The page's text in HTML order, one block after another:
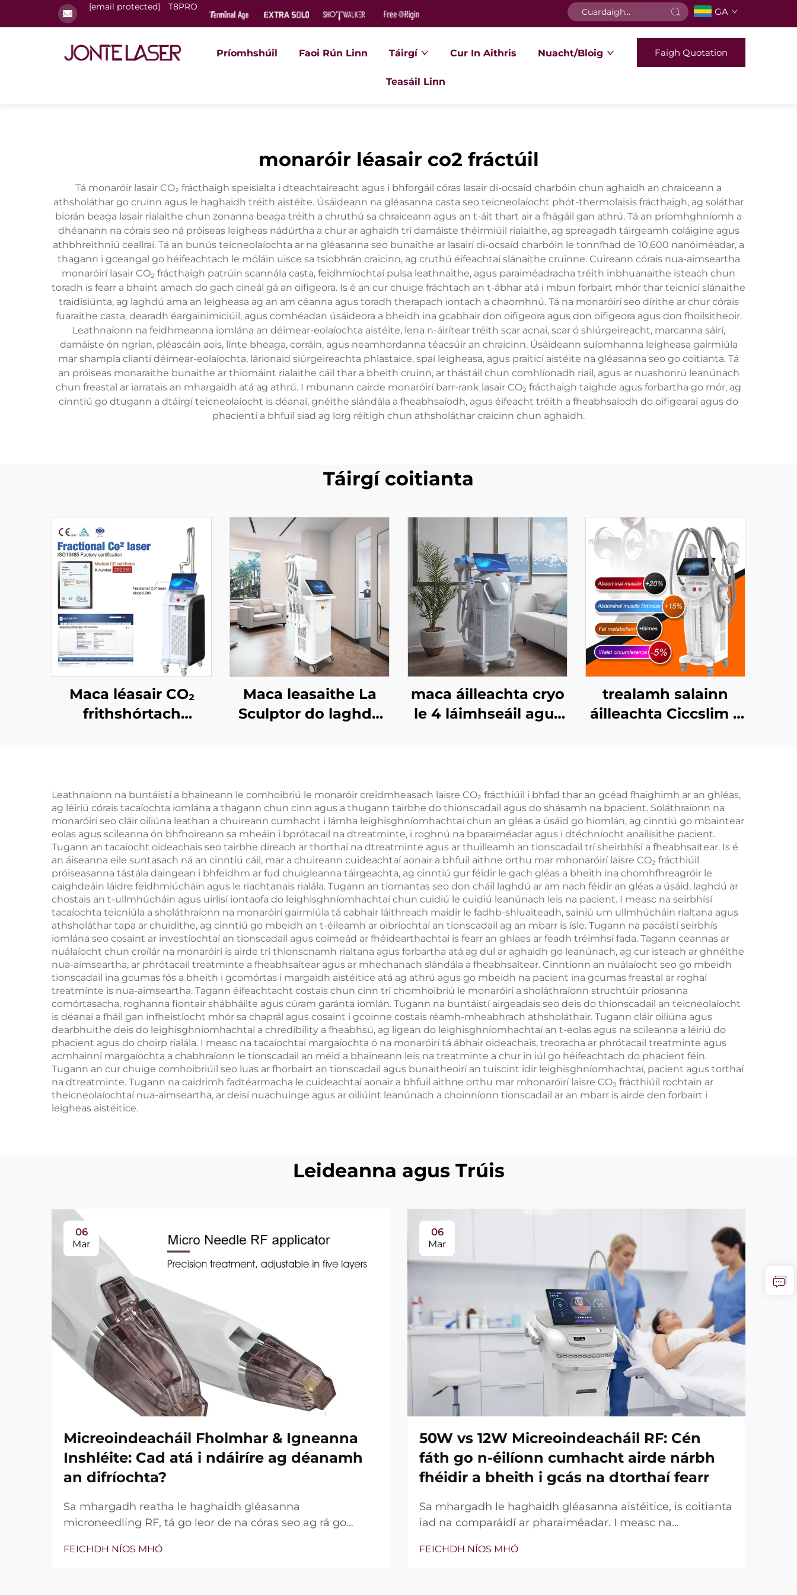
[email protected] T8PRO GA
Príomhshúil Faoi Rún Linn Táirgí Cur In Aithris Nuacht/Bloig
Teasáil Linn
Faigh Quotation
monaróir léasair co2 fráctúil
Tá monaróir lasair CO₂ frácthaigh speisialta i dteachtaireacht agus i bhforgáil córas lasair di-ocsaíd charbóin chun aghaidh an chraiceann a
athsholáthar go cruinn agus le haghaidh tréith aistéite. Úsáideann na gléasanna casta seo teicneolaíocht phót-thermolaisis frácthaigh, ag soláthar
biorán beaga lasair rialaithe chun zonanna beaga tréith a chruthú sa chraiceann agus an t-áit thart air a fhágáil gan athrú. Tá an príomhghníomh a
dhéanann na córais seo ná próiseas leigheas nádúrtha a chur ar aghaidh trí damáiste théirmiúil rialaithe, ag spreagadh táirgeamh coláigine agus
athbhreithniú ceallraí. Tá an bunús teicneolaíochta ar na gléasanna seo bunaithe ar lasairí di-ocsaíd charbóin le tonnfhad de 10,600 nanóiméadar, a
thagann i gceangal go héifeachtach le móláin uisce sa tsiobhrán craicinn, ag cruthú éifeachtaí slánaithe cruinne. Cuireann córais nua-aimseartha
monaróirí lasair CO₂ frácthaigh patrúin scannála casta, feidhmíochtaí pulsa leathnaithe, agus paraiméadracha tréith inbhuanaithe isteach chun
toradh is fearr a bhaint amach do gach cineál gá an oifigeora. Is é an cur chuige fráchtach an t-ábhar atá i mbun forbairt mhór thar teicnící slánaithe
traidisiúnta, ag laghdú ama an leigheasa ag an am céanna agus toradh therapach iontach a chaomhnú. Tá na monaróirí seo dírithe ar chur córais
fuaraithe casta, dearadh éargainimiciúil, agus comhéadan úsáideora a bheidh ina gcabhair don oifigeora agus don oifigeora agus don fhoilsitheoir.
Leathnaíonn na feidhmeanna iomlána an déimear-eolaíochta aistéite, lena n-áirítear tréith scar acnai, scar ó shiúrgeireacht, marcanna sáirí,
damáiste ón ngrian, pléascáin aois, línte bheaga, corráin, agus neamhordanna téacsúir an chraicinn. Úsáideann suíomhanna leigheasa gairmiúla
mar shampla cliantí déimear-eolaíochta, lárionaid siúrgeireachta phlastaice, spaí leigheasa, agus praiticí aistéite na gléasanna seo go coitianta. Tá
an próiseas monaraithe bunaithe ar thiomáint rialaithe cáil thar a bheith cruinn, ar thástáil chun comhlíonadh riail, agus ar nuashonrú leanúnach
chun freastal ar iarratais an mhargaidh atá ag athrú. I mbunann cairde monaróirí barr-rank lasair CO₂ frácthaigh taighde agus forbartha go mór, ag
cinntiú go dtugann a dtáirgí teicneolaíocht is déanaí, gnéithe slándála a fheabhsaíodh, agus éifeacht tréith a fheabhsaíodh do oifigearaí agus do
phacientí a bhfuil siad ag lorg réitigh chun athsholáthar craicinn chun aghaidh.
Táirgí coitianta
Maca léasair CO₂
frithshórtach
Maca leasaithe La
Sculptor do laghdú
chruthú an chorpais
agus do chur i mbárr
an bholgáin
maca áilleachta cryo
le 4 láimhseáil agus
fuaraithe 360 céim, le
criothaireacht, le
laghdú meáchan
trealamh salainn
áilleachta Ciccslim 3
(EMS)
Leathnaíonn na buntáistí a bhaineann le comhoibriú le monaróir creidmheasach laisre CO₂ frácthiúil i bhfad thar an gcéad fhaighimh ar an ghléas,
ag léiriú córais tacaíochta iomlána a thagann chun cinn agus a thugann tairbhe do thionscadail agus do shásamh na bpacient. Soláthraíonn na
monaróirí seo cláir oiliúna leathan a chuireann cumhacht i lámha leighisghníomhachtaí chun an gléas a úsáid go hiomlán, ag cinntiú go mbaintear
eolas agus scileanna ón bhfhoireann sa mheáin i bprótacail na dtreatminte, i roghnú na bparaiméadar agus i dtéchníocht anailísithe pacient.
Tugann an tacaíocht oideachais seo tairbhe díreach ar thorthaí na dtreatminte agus ar thuilleamh an tionscadail trí sheirbhísí a fheabhsaítear. Is é
an áiseanna eile suntasach ná an cinntiú cáil, mar a chuireann cuideachtaí aonair a bhfuil aithne orthu mar mhonaróirí laisre CO₂ frácthiúil
próiseasanna tástála daingean i bhfeidhm ar fud chuigleanna táirgeachta, ag cinntiú gur féidir le gach gléas a bheith ina chomhfhreagróir le
caighdeáin láidre feidhmiúcháin agus le riachtanais rialála. Tugann an tiomantas seo don cháil laghdú ar am nach féidir an gléas a úsáid, laghdú ar
chostais an t-ullmhúcháin agus uirlisí iontaofa do leighisghníomhachtaí chun cuidiú le cuidiú leanúnach leis na pacient. I measc na seirbhísí
tacaíochta teicniúla a sholáthraíonn na monaróirí gairmiúla tá cabhair láithreach maidir le fadhb-shluaiteadh, sainiú um ullmhúcháin rialtana agus
athsholáthar tapa ar chuidithe, ag cinntiú go mbeidh an t-éileamh ar oibríochtaí an tionscadail ag an mbarr is ísle. Tugann na pacáistí seirbhís
iomlána seo cosaint ar investíochtaí an tionscadail agus coimeád ar fhéidearthachtaí is fearr an ghlaes ar feadh tréimhsí fada. Tagann ceannas ar
nuálaíocht chun croílár na monaróirí is airde trí thionscnamh rialtana agus forbartha atá ag dul ar aghaidh go leanúnach, ag cur isteach ar ghnéithe
nua-aimseartha, ar phrótacail treatminte a fheabhsaítear agus ar mhechanach slándála a fheabhsaítear. Cinntíonn an nuálaíocht seo go mbeidh
tionscadail ina gcumas fós a bheith i gcomórtas i margaidh aistéitice atá ag athrú agus go mbeidh na pacient ina gcumas freastal ar roghaí
treatminte is nua-aimseartha. Tagann éifeachtacht costais chun cinn trí chomhoibriú le monaróirí a sholáthraíonn struchtúir príosanna
comórtasacha, roghanna fiontair shábháilte agus cúram garánta iomlán. Tugann na buntáistí airgeadais seo deis do thionscadail an teicneolaíocht
is déanaí a fháil gan infheistíocht mhór sa chaprál agus cosaint i gcoinne costais réamh-mheabhrach athsholáthair. Tugann cláir oiliúna agus
dearbhuithe deis do leighisghníomhachtaí a chredibility a fheabhsú, ag ligean do leighisghníomhachtaí an t-eolas agus na scileanna a léiriú do
phacient agus do choirp rialála. I measc na tacaíochtaí margaíochta ó na monaróirí tá ábhair oideachais, treoracha ar phrótacail treatminte agus
acmhainní margaíochta a chabhraíonn le tionscadail an méid a bhaineann leis na treatminte a chur in iúl go héifeachtach do phacient féin.
Tugann an cur chuige comhoibriúil seo luas ar fhorbairt an tionscadail agus bunaitheoirí an tuiscint idir leighisghníomhachtaí, pacient agus torthaí
na dtreatminte. Tugann na caidrimh fadtéarmacha le cuideachtaí aonair a bhfuil aithne orthu mar mhonaróirí laisre CO₂ frácthiúil rochtain ar
theicneolaíochtaí nua-aimseartha, ar deisí nuachuinge agus ar oiliúint leanúnach a choinníonn tionscadail ar an mbarr is airde den forbairt i
leigheas aistéitice.
Leideanna agus Trúis
06
Mar
Micreoindeacháil Fholmhar & Igneanna
Inshléite: Cad atá i ndáiríre ag déanamh
an difríochta?
Sa mhargadh reatha le haghaidh gléasanna
microneedling RF, tá go leor de na córas seo ag rá go
níl an cheist fíor i ndáiríre an bhfuil na gnéithe seo ann nó
FEICHDH NÍOS MHÓ
06
Mar
50W vs 12W Micreoindeacháil RF: Cén
fáth go n-éilíonn cumhacht airde nárbh
fhéidir a bheith i gcás na dtorthaí fearr
Sa mhargadh le haghaidh gléasanna aistéitice, is coitianta
iad na comparáidí ar pharaiméadar. I measc na
bhfocal mar phointe táirgeachta tábhachtach. Áfach, ó
FEICHDH NÍOS MHÓ